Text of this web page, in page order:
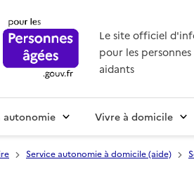
Le site officiel
pour les personnes
aidants
autonomie Vivre à domicile
Service autonomie à domicile (aide)